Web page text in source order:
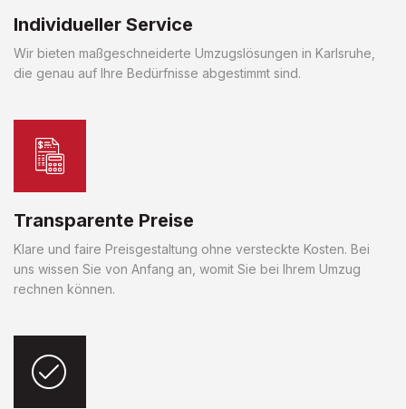
Individueller Service
Wir bieten maßgeschneiderte Umzugslösungen in Karlsruhe,
die genau auf Ihre Bedürfnisse abgestimmt sind.
Transparente Preise
Klare und faire Preisgestaltung ohne versteckte Kosten. Bei
uns wissen Sie von Anfang an, womit Sie bei Ihrem Umzug
rechnen können.